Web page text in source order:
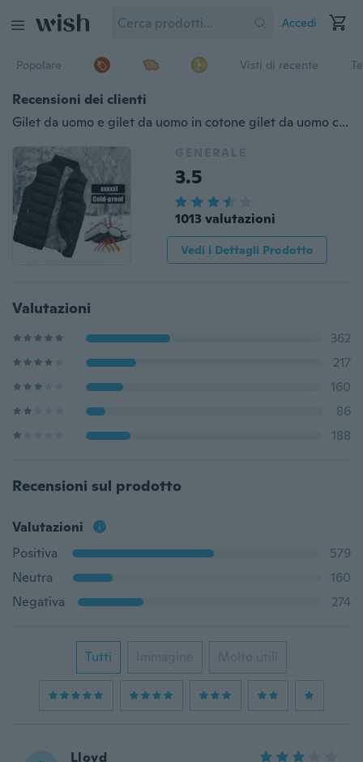
Accedi
Popolare Visti di recente
Recensioni dei clienti
Gilet da uomo e gilet da uomo in cotone gilet da uomo cappotto da uomo invernale caldo da coppia slim fit gilet da uomo
GENERALE
3.5
1013 valutazioni
Vedi i Dettagli Prodotto
Valutazioni
362
217
160
86
188
Recensioni sul prodotto
Valutazioni
Positiva
579
Neutra
160
Negativa
274
Tutti Immagine Molto utili
Lloyd